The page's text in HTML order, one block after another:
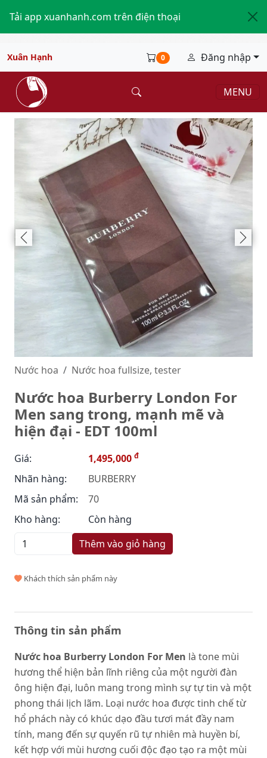
Tải app xuanhanh.com trên điện thoại
Xuân Hạnh 0 Đăng nhập
MENU
Nước hoa Nước hoa fullsize, tester
Nước hoa Burberry London For
Men sang trong, mạnh mẽ và
hiện đại - EDT 100ml
Giá: 1,495,000 đ
Nhãn hàng:
BURBERRY
Mã sản phẩm:
70
Kho hàng:
Còn hàng
Thêm vào giỏ hàng
Khách thích sản phẩm này
Thông tin sản phẩm
Nước hoa Burberry London For Men là tone mùi
hương thể hiện bản lĩnh riêng của một người đàn
ông hiện đại, luôn mang trong mình sự tự tin và một
phong thái lịch lãm. Loại nước hoa được tinh chế từ
hổ phách này có khúc dạo đầu tươi mát đầy nam
tính, mang đến sự quyến rũ tự nhiên mà huyền bí,
kết hợp với mùi hương cuối độc đạo tạo ra một mùi